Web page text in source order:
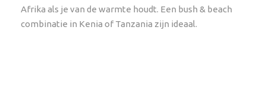
Afrika als je van de warmte houdt. Een bush & beach
combinatie in Kenia of Tanzania zijn ideaal.